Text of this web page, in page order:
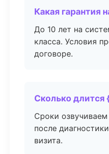
Какая гарантия
До 10 лет на
класса. Условия
договоре.
Сколько длится
Сроки озвучиваем
после
визита.